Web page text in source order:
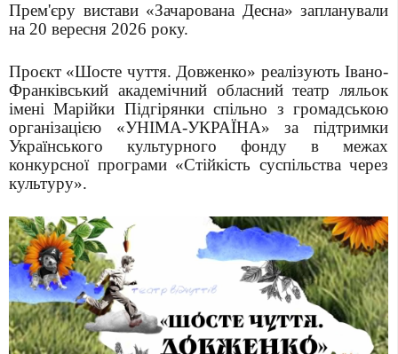
Прем'єру вистави «Зачарована Десна» запланували
на 20 вересня 2026 року.
Проєкт «Шосте чуття. Довженко» реалізують Івано-
Франківський академічний обласний театр ляльок
імені Марійки Підгірянки спільно з громадською
організацією «УНІМА-УКРАЇНА» за підтримки
Українського культурного фонду в межах
конкурсної програми «Стійкість суспільства через
культуру».